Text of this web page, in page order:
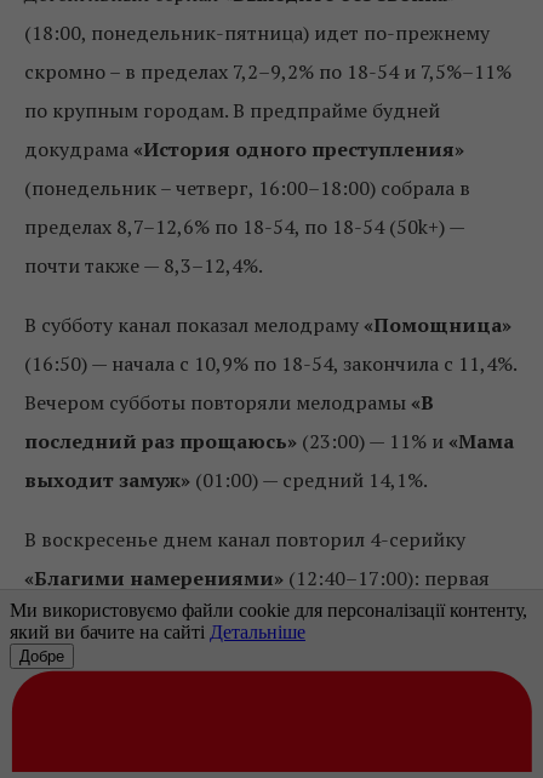
(18:00, понедельник-пятница) идет по-прежнему
скромно – в пределах 7,2–9,2% по 18-54 и 7,5%–11%
по крупным городам. В предпрайме будней
докудрама «История одного преступления»
(понедельник – четверг, 16:00–18:00) собрала в
пределах 8,7–12,6% по 18-54, по 18-54 (50k+) —
почти также — 8,3–12,4%.
В субботу канал показал мелодраму «Помощница»
(16:50) — начала с 10,9% по 18-54, закончила с 11,4%.
Вечером субботы повторяли мелодрамы «В
последний раз прощаюсь» (23:00) — 11% и «Мама
выходит замуж» (01:00) — средний 14,1%.
В воскресенье днем канал повторил 4-серийку
«Благими намерениями» (12:40–17:00): первая
серия – 12,8% по 18-54, вторая серия – 15,3%, третья
– 16,7%, четвертая – 17,8%. Дальше канал запустил
перерыва (21:00) третья –11,7%, закончила с 14,9%